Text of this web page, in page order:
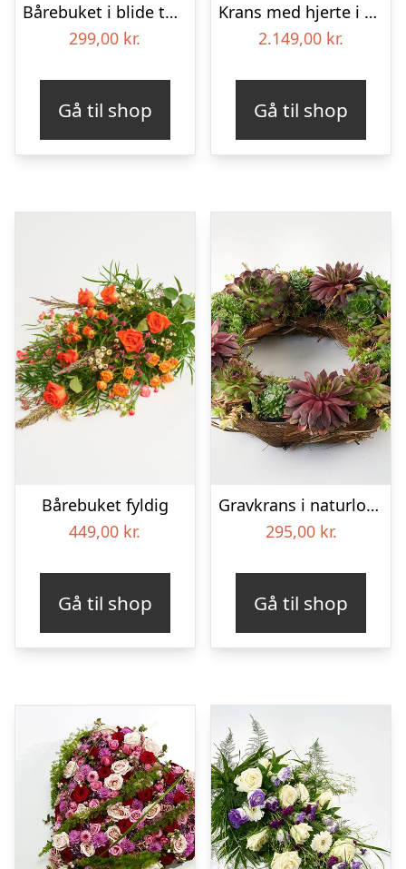
Bårebuket i blide toner
299,00 kr.
Gå til shop
Krans med hjerte i klassisk stil – rød og hvid
2.149,00 kr.
Gå til shop
Bårebuket fyldig
449,00 kr.
Gå til shop
Gravkrans i naturlook – Blomster til begravelse
295,00 kr.
Gå til shop